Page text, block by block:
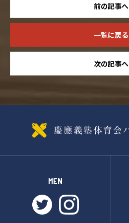
前の記事へ
一覧に戻る
次の記事へ
MEN
twitterinstagram